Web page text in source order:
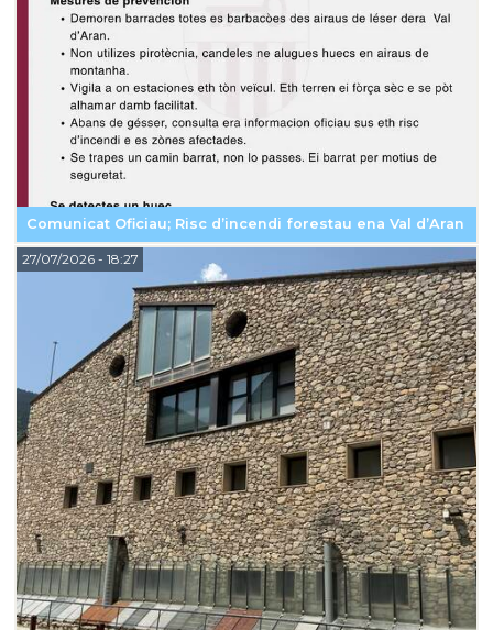
Comunicat Oficiau; Risc d’incendi forestau ena Val d’Aran
27/07/2026- 18:27